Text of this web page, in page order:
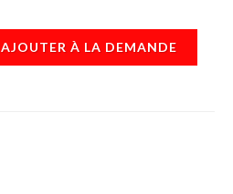
AJOUTER À LA DEMANDE